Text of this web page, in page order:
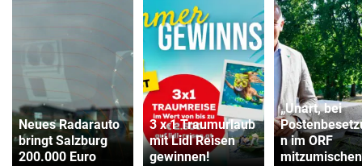
Neues Radarauto
bringt Salzburg
200.000 Euro
3 x 1 Traumurlaub
mit Lidl Reisen
gewinnen!
„Unart, bei
n im ORF